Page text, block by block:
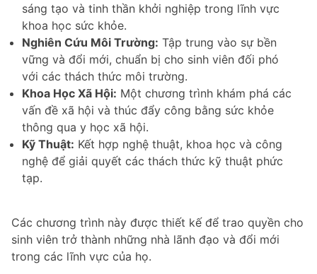
sáng tạo và tinh thần khởi nghiệp trong lĩnh vực
khoa học sức khỏe.
Nghiên Cứu Môi Trường: Tập trung vào sự bền
vững và đổi mới, chuẩn bị cho sinh viên đối phó
với các thách thức môi trường.
Khoa Học Xã Hội: Một chương trình khám phá các
vấn đề xã hội và thúc đẩy công bằng sức khỏe
thông qua y học xã hội.
Kỹ Thuật: Kết hợp nghệ thuật, khoa học và công
nghệ để giải quyết các thách thức kỹ thuật phức
tạp.
Các chương trình này được thiết kế để trao quyền cho
sinh viên trở thành những nhà lãnh đạo và đổi mới
trong các lĩnh vực của họ.